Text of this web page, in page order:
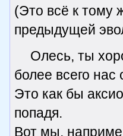
(Это всё к тому
предыдущей
Олесь, ты
более всего
Это как бы
попадя.
Вот мы,